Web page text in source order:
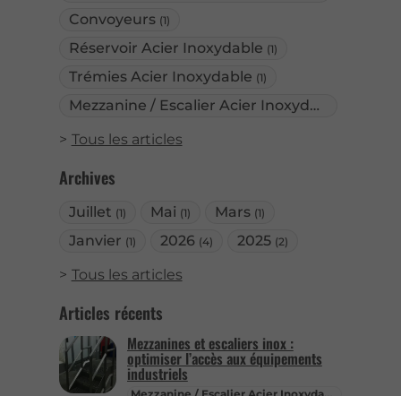
Convoyeurs (1)
Réservoir Acier Inoxydable (1)
Trémies Acier Inoxydable (1)
Mezzanine / Escalier Acier Inoxydable
Tous les articles
Archives
Juillet (1) Mai (1) Mars (1)
Janvier (1) 2026 (4) 2025 (2)
Tous les articles
Articles récents
Mezzanines et escaliers inox :
optimiser l’accès aux équipements
industriels